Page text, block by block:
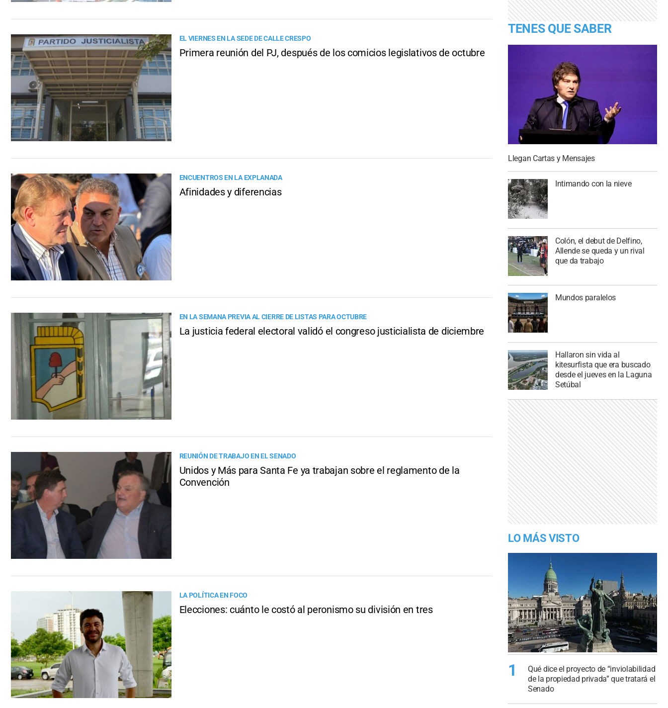
EL VIERNES EN LA SEDE DE CALLE CRESPO
Primera reunión del PJ, después de los comicios legislativos de octubre
ENCUENTROS EN LA EXPLANADA
Afinidades y diferencias
EN LA SEMANA PREVIA AL CIERRE DE LISTAS PARA OCTUBRE
La justicia federal electoral validó el congreso justicialista de diciembre
REUNIÓN DE TRABAJO EN EL SENADO
Unidos y Más para Santa Fe ya trabajan sobre el reglamento de la
Convención
LA POLÍTICA EN FOCO
Elecciones: cuánto le costó al peronismo su división en tres
TENES QUE SABER
Llegan Cartas y Mensajes
Intimando con la nieve
Colón, el debut de Delfino,
Allende se queda y un rival
que da trabajo
Mundos paralelos
Hallaron sin vida al
kitesurfista que era buscado
desde el jueves en la Laguna
Setúbal
LO MÁS VISTO
1
Qué dice el proyecto de “inviolabilidad
de la propiedad privada” que tratará el
Senado